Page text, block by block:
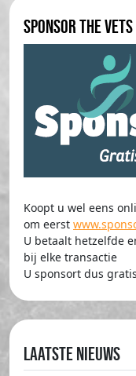
Sponsor The
Koopt u wel eens
om eerst
U betaalt hetzelfde
bij elke transactie
U sponsort dus
Laatste nieuws